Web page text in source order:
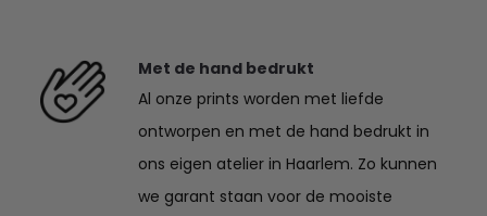
Met de hand bedrukt
Al onze prints worden met liefde
ontworpen en met de hand bedrukt in
ons eigen atelier in Haarlem. Zo kunnen
we garant staan voor de mooiste